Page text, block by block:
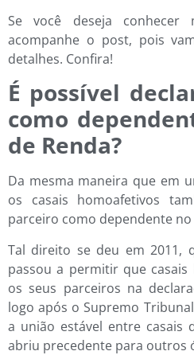
Se você deseja
acompanhe o post, pois
detalhes. Confira!
É possível
como
de Renda?
Da mesma maneira que em
os casais homoafetivos
parceiro como dependente
Tal direito se deu em 2011,
passou a permitir que casais
os seus parceiros na
logo após o Supremo
a união estável entre
abriu precedente para outros